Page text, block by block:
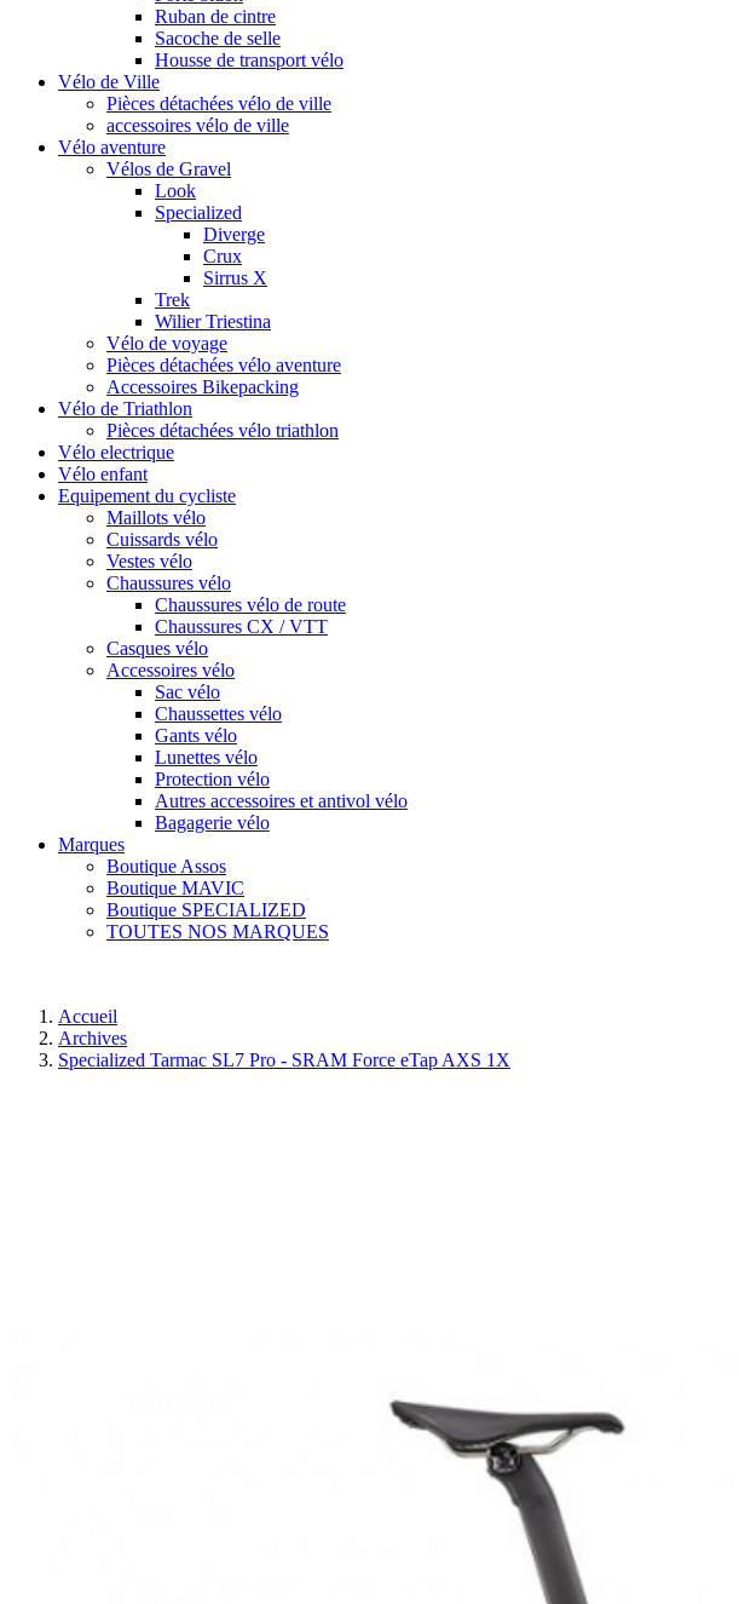
Ruban de cintre
Sacoche de selle
Housse de transport vélo
Vélo de Ville
Pièces détachées vélo de ville
accessoires vélo de ville
Vélo aventure
Vélos de Gravel
Look
Specialized
Diverge
Crux
Sirrus X
Trek
Wilier Triestina
Vélo de voyage
Pièces détachées vélo aventure
Accessoires Bikepacking
Vélo de Triathlon
Pièces détachées vélo triathlon
Vélo electrique
Vélo enfant
Equipement du cycliste
Maillots vélo
Cuissards vélo
Vestes vélo
Chaussures vélo
Chaussures vélo de route
Chaussures CX / VTT
Casques vélo
Accessoires vélo
Sac vélo
Chaussettes vélo
Gants vélo
Lunettes vélo
Protection vélo
Autres accessoires et antivol vélo
Bagagerie vélo
Marques
Boutique Assos
Boutique MAVIC
Boutique SPECIALIZED
TOUTES NOS MARQUES
Accueil
Archives
Specialized Tarmac SL7 Pro - SRAM Force eTap AXS 1X